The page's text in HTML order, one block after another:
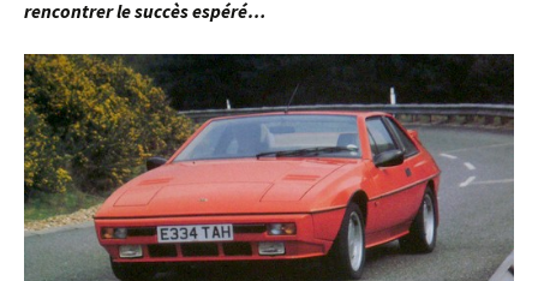
rencontrer le succès espéré…